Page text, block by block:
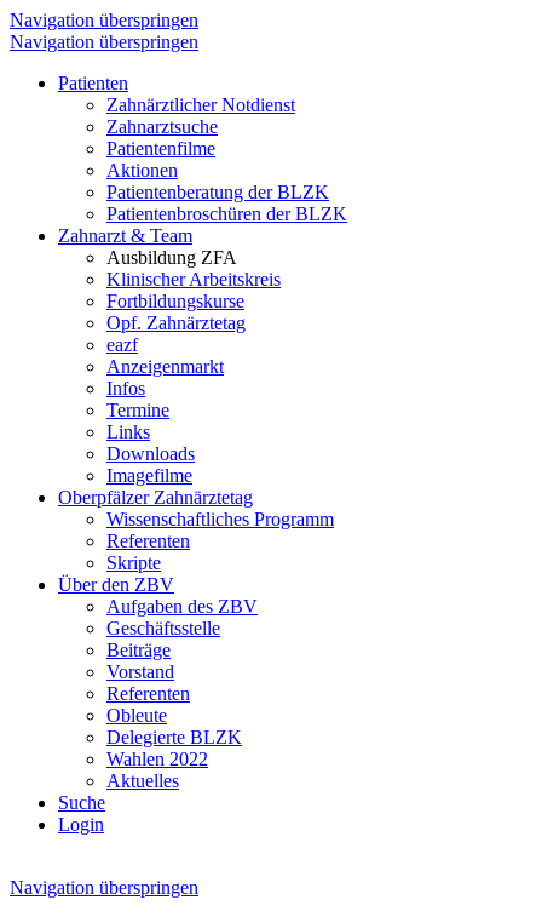
Navigation überspringen
Navigation überspringen
Patienten
Zahnärztlicher Notdienst
Zahnarztsuche
Patientenfilme
Aktionen
Patientenberatung der BLZK
Patientenbroschüren der BLZK
Zahnarzt & Team
Ausbildung ZFA
Klinischer Arbeitskreis
Fortbildungskurse
Opf. Zahnärztetag
eazf
Anzeigenmarkt
Infos
Termine
Links
Downloads
Imagefilme
Oberpfälzer Zahnärztetag
Wissenschaftliches Programm
Referenten
Skripte
Über den ZBV
Aufgaben des ZBV
Geschäftsstelle
Beiträge
Vorstand
Referenten
Obleute
Delegierte BLZK
Wahlen 2022
Aktuelles
Suche
Login
Navigation überspringen